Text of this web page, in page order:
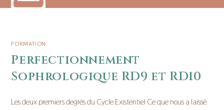
FORMATION
Perfectionnement
Sophrologique RD9 et RD10
Les deux premiers degrés du Cycle Existentiel Ce que nous a laissé